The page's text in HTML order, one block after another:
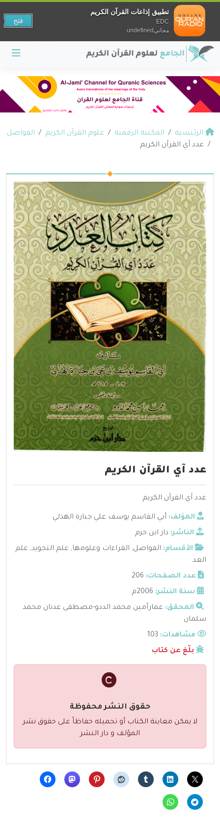
الرئيسية المكتبة الرقمية علوم القرآن الكريم
الفواصل
عدد آي القرآن الكريم
عدد آي القرآن الكريم
عدد آي القرآن الكريم
المؤلف: أبي القاسم يوسف علي جبارة الهذلي
الناشر: دار ابن حزم
الأقسام: الفواصل, القراءات وعلومها, علم التجويد, علم
العد
عدد الصفحات: 206
سنة النشر: 2006م
المحقق: عمارأمين محمد الددو-مصطفى عدنان محمد
سلمان
مشاهدات:
بلّغ عن كتاب
حقوق النشر محفوظة
لا يمكن معاينة الكتاب أو تحميله حفاظاً على حقوق نشر
المؤلف و دار النشر
تطبيق إذاعات القرآن الكريم
EDC
مجانيundefined
فتح